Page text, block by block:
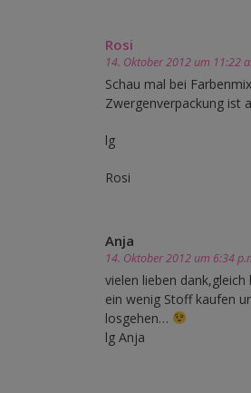
Rosi
14. Oktober 2012 um 11:22
Schau mal bei
Zwergenverpackung ist
lg
Rosi
Anja
14. Oktober 2012 um 6:34
vielen lieben
ein wenig Stoff kaufen
losgehen…
lg Anja